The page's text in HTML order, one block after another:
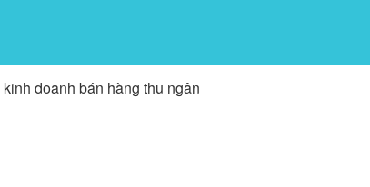
doanh bán hàng thu ngân